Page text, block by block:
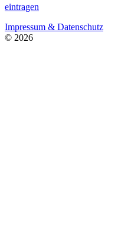
eintragen
Impressum & Datenschutz
© 2026